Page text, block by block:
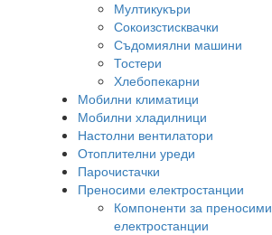
Мултикукъри
Сокоизстисквачки
Съдомиялни машини
Тостери
Хлебопекарни
Мобилни климатици
Мобилни хладилници
Настолни вентилатори
Отоплителни уреди
Парочистачки
Преносими електростанции
Компоненти за преносими
електростанции